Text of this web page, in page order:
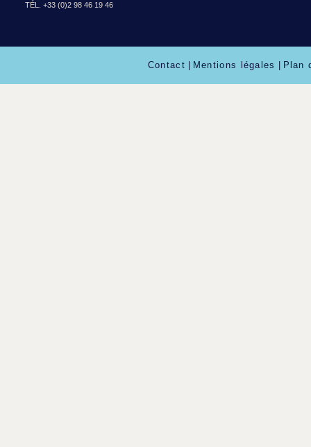
TÉL. +33 (0)2 98 46 19 46
Contact Mentions légales Plan